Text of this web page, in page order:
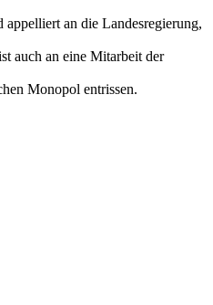
an die Landesregierung,
auch an eine Mitarbeit der
Monopol entrissen.